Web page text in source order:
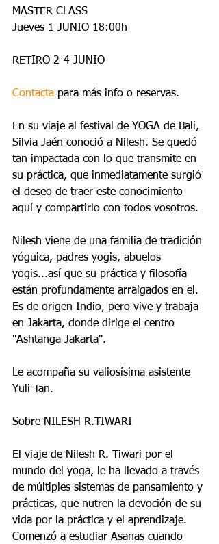
MASTER CLASS
Jueves 1 JUNIO 18:00h
RETIRO 2-4 JUNIO
Contacta para más info o reservas.
En su viaje al festival de YOGA de Bali,
Silvia Jaén conoció a Nilesh. Se quedó
tan impactada con lo que transmite en
su práctica, que inmediatamente surgió
el deseo de traer este conocimiento
aquí y compartirlo con todos vosotros.
Nilesh viene de una familia de tradición
yóguica, padres yogis, abuelos
yogis...así que su práctica y filosofía
están profundamente arraigados en el.
Es de origen Indio, pero vive y trabaja
en Jakarta, donde dirige el centro
"Ashtanga Jakarta".
Le acompaña su valiosísima asistente
Yuli Tan.
Sobre NILESH R.TIWARI
El viaje de Nilesh R. Tiwari por el
mundo del yoga, le ha llevado a través
de múltiples sistemas de pansamiento y
prácticas, que nutren la devoción de su
vida por la práctica y el aprendizaje.
Comenzó a estudiar Asanas cuando